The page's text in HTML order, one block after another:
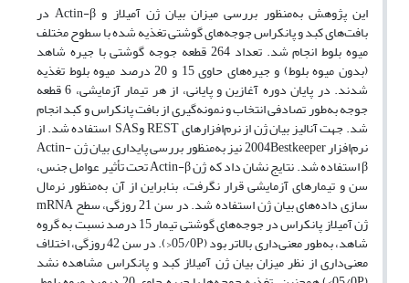
این پژوهش به‌منظور بررسی میزان بیان ژن آمیلاز و Actin-β در
بافت‌های کبد و پانکراس جوجه‌های گوشتی تغذیه شده با سطوح مختلف
میوه‌ بلوط انجام شد. تعداد 264 قطعه جوجه گوشتی با جیره شاهد
(بدون میوه بلوط) و جیره‌های حاوی 15 و 20 درصد میوه بلوط تغذیه
شدند. در پایان دوره‌ آغازین و پایانی، از هر تیمار آزمایشی، 6 قطعه
جوجه به‌طور تصادفی انتخاب و نمونه‌گیری از بافت پانکراس و کبد انجام
شد. جهت آنالیز بیان ژن از نرم‌افزارهای ­REST وSAS استفاده شد. از
نرم‌افزار 2004Bestkeeper نیز به‌منظور بررسی پایداری بیان ژن Actin-
β استفاده شد. نتایج نشان داد که ژن Actin-β تحت تأثیر عوامل جنس،
سن و تیمارهای آزمایشی قرار نگرفت، بنابراین از آن به‌منظور نرمال
‌‌سازی داده‌های بیان ژن استفاده شد. در سن 21 روزگی، سطح mRNA
ژن آمیلاز پانکراس در جوجه‌های گوشتی تیمار 15 درصد نسبت به گروه
شاهد، به‌طور معنی‌داری بالاتر بود (05/0P<). در سن 42 روزگی، اختلاف
معنی‌داری از نظر میزان بیان ژن آمیلاز کبد و پانکراس مشاهده نشد